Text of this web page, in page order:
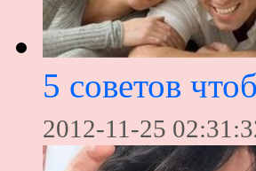
5 советов
2012-11-25